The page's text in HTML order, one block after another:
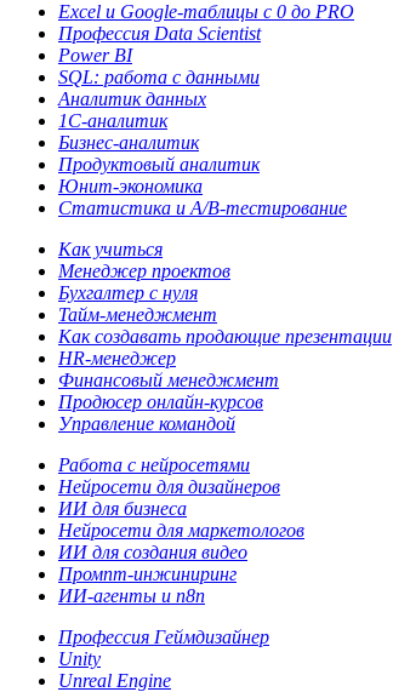
Excel и Google-таблицы с 0 до PRO
Профессия Data Scientist
Power BI
SQL: работа с данными
Аналитик данных
1С-аналитик
Бизнес-аналитик
Продуктовый аналитик
Юнит-экономика
Статистика и A/B-тестирование
Как учиться
Менеджер проектов
Бухгалтер с нуля
Тайм-менеджмент
Как создавать продающие презентации
HR-менеджер
Финансовый менеджмент
Продюсер онлайн-курсов
Управление командой
Работа с нейросетями
Нейросети для дизайнеров
ИИ для бизнеса
Нейросети для маркетологов
ИИ для создания видео
Промпт-инжиниринг
ИИ-агенты и n8n
Профессия Геймдизайнер
Unity
Unreal Engine